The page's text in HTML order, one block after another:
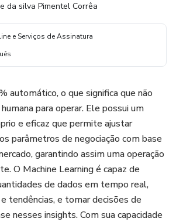
da silva Pimentel Corrêa
e Serviços de Assinatura
automático, o que significa que não
para operar. Ele possui um
e eficaz que permite ajustar
parâmetros de negociação com base
garantindo assim uma operação
O Machine Learning é capaz de
de dados em tempo real,
tendências, e tomar decisões de
nesses insights. Com sua capacidade